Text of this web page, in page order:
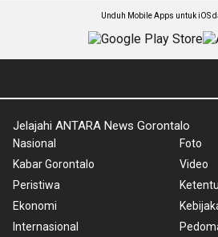
Unduh Mobile Apps untuk iOS
Jelajahi ANTARA News Gorontalo
Nasional
Kabar Gorontalo
Peristiwa
Ekonomi
Internasional
Foto
Video